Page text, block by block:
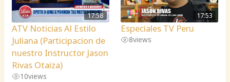
17:58
ATV Noticias Al Estilo
Juliana (Participacion de
nuestro Instructor Jason
Rivas Otaiza)
10views
17:53
Especiales TV Peru
8views